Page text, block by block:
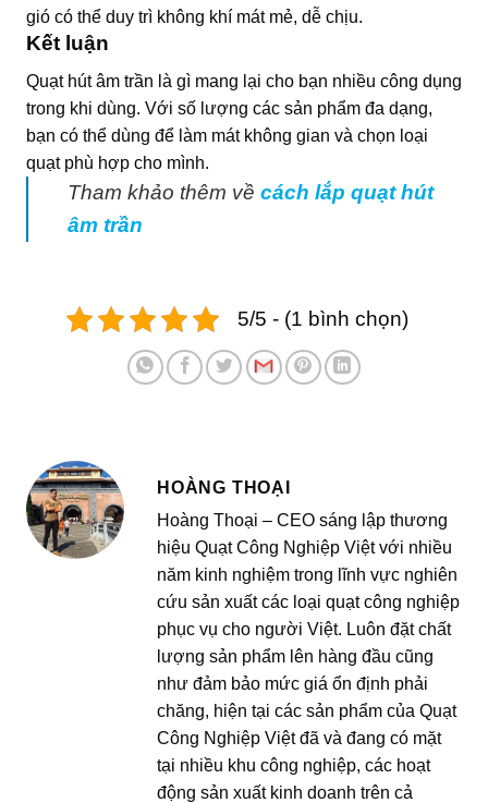
gió có thể duy trì không khí mát mẻ, dễ chịu.
Kết luận
Quạt hút âm trần là gì mang lại cho bạn nhiều công dụng
trong khi dùng. Với số lượng các sản phẩm đa dạng,
bạn có thể dùng để làm mát không gian và chọn loại
quạt phù hợp cho mình.
Tham khảo thêm về cách lắp quạt hút
âm trần
5/5 - (1 bình chọn)
HOÀNG THOẠI
Hoàng Thoại – CEO sáng lập thương
hiệu Quạt Công Nghiệp Việt với nhiều
năm kinh nghiệm trong lĩnh vực nghiên
cứu sản xuất các loại quạt công nghiệp
phục vụ cho người Việt. Luôn đặt chất
lượng sản phẩm lên hàng đầu cũng
như đảm bảo mức giá ổn định phải
chăng, hiện tại các sản phẩm của Quạt
Công Nghiệp Việt đã và đang có mặt
tại nhiều khu công nghiệp, các hoạt
động sản xuất kinh doanh trên cả